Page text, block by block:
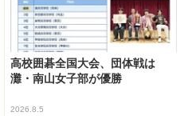
高校囲碁全国大会、団体戦は
灘・南山女子部が優勝
2026.8.5